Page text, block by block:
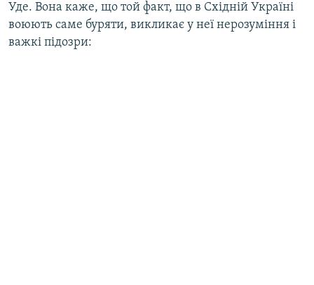
Уде. Вона каже, що той факт, що в Східній Україні
воюють саме буряти, викликає у неї нерозуміння і
важкі підозри: